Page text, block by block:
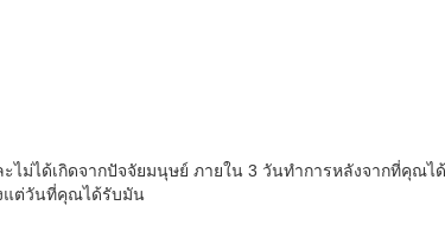
ได้เกิดจากปัจจัยมนุษย์ ภายใน 3 วันทําการหลังจากที่คุณไ
แต่วันที่คุณได้รับมัน